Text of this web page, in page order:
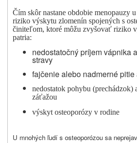
Čím skôr nastane obdobie menopauzy
riziko výskytu zlomenín spojených s
činiteľom, ktoré môžu zvyšovať riziko
patria:
nedostatočný príjem vápnika
stravy
fajčenie alebo nadmerné pitie
nedostatok pohybu (prechádzok)
záťažou
výskyt osteoporózy v rodine
U mnohých ľudí s osteoporózou sa